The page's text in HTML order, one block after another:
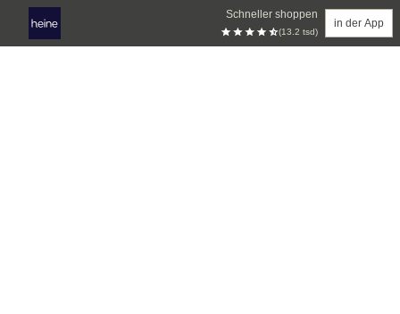
Schneller shoppen
(13.2 tsd)
in der App